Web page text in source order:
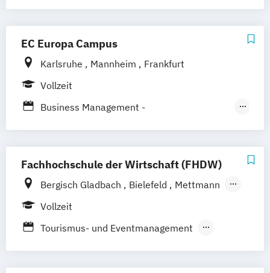
EC Europa Campus
Karlsruhe Mannheim
Frankfurt
Vollzeit
Business Management -
und Sporttourismus
Fachhochschule der Wirtschaft (FHDW)
Bergisch Gladbach Bielefeld
Mettmann
Paderborn
Vollzeit
Tourismus- und Eventmanagement